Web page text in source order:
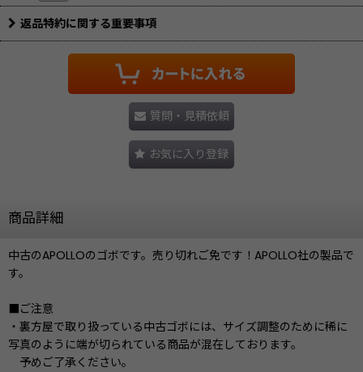
返品特約に関する重要事項
質問・見積依頼
お気に入り登録
商品詳細
中古のAPOLLOのゴボです。売り切れご免です！APOLLO社の製品で
す。
■ご注意
・裏方屋で取り扱っている中古ゴボには、サイズ調整のために稀に
写真のように端が切られている商品が混在しております。
予めご了承ください。